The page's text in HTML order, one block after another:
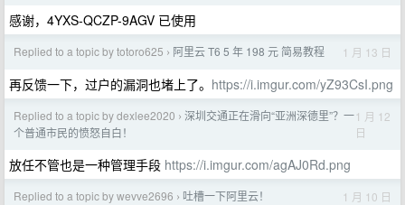
感谢，4YXS-QCZP-9AGV 已使用
Replied to a topic by totoro625 › 阿里云 T6 5 年 198 元 简易教程 1 月 13 日
再反馈一下，过户的漏洞也堵上了。 https://i.imgur.com/yZ93CsI.png
Replied to a topic by dexlee2020 › 深圳交通正在滑向“亚洲深德里”？一
个普通市民的愤怒自白！
1 月 12
日
放任不管也是一种管理手段 https://i.imgur.com/agAJ0Rd.png
Replied to a topic by wevve2696 › 吐槽一下阿里云！ 1 月 10 日